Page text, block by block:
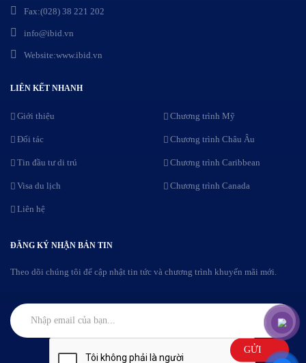
Fax:(028) 38 221 202
info@ibid.vn
Website:www.ibid.vn
LIÊN KẾT NHANH
Giới thiệu Chương trình Mỹ
Đối tác Chương trình Châu Âu
Tin đầu tư di trú Chương trình Caribbean
Visa du lịch Chương trình Canada
Liên hệ
ĐĂNG KÝ NHẬN BẢN TIN
Theo dõi chúng tôi để cập nhật tin tức và chương trình khuyến mãi mới.